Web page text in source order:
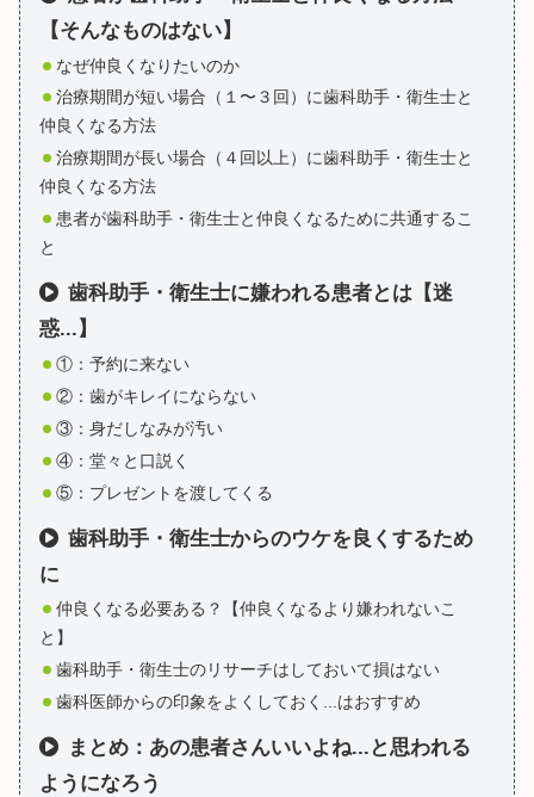
【そんなものはない】
なぜ仲良くなりたいのか
治療期間が短い場合（１〜３回）に歯科助手・衛生士と
仲良くなる方法
治療期間が長い場合（４回以上）に歯科助手・衛生士と
仲良くなる方法
患者が歯科助手・衛生士と仲良くなるために共通するこ
と
歯科助手・衛生士に嫌われる患者とは【迷
惑...】
①：予約に来ない
②：歯がキレイにならない
③：身だしなみが汚い
④：堂々と口説く
⑤：プレゼントを渡してくる
歯科助手・衛生士からのウケを良くするため
に
仲良くなる必要ある？【仲良くなるより嫌われないこ
と】
歯科助手・衛生士のリサーチはしておいて損はない
歯科医師からの印象をよくしておく...はおすすめ
まとめ：あの患者さんいいよね...と思われる
ようになろう